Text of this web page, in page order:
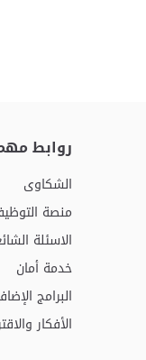
روابط
الشكاوى
منصة
الاسئلة
خدمة أمان
البرامج
الأفكار